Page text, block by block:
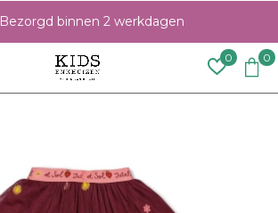
0 0
Bezorgd binnen 2 werkdagen